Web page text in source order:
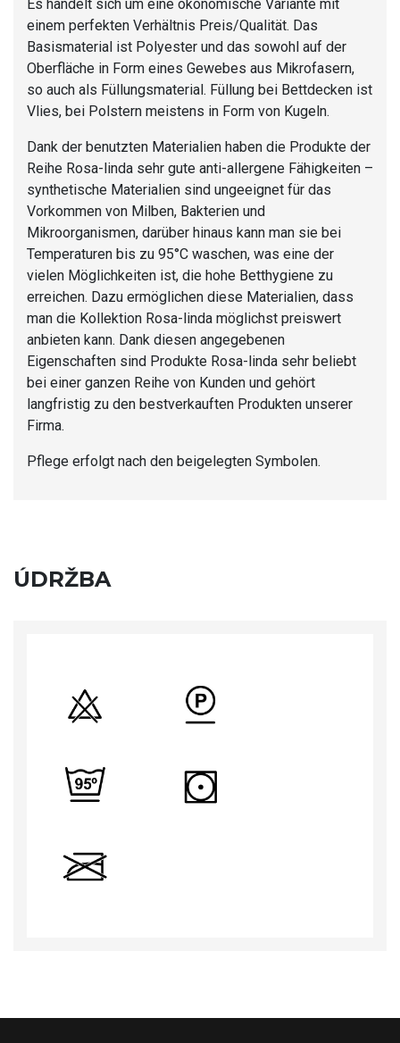
Es handelt sich um eine ökonomische Variante mit
einem perfekten Verhältnis Preis/Qualität. Das
Basismaterial ist Polyester und das sowohl auf der
Oberfläche in Form eines Gewebes aus Mikrofasern,
so auch als Füllungsmaterial. Füllung bei Bettdecken ist
Vlies, bei Polstern meistens in Form von Kugeln.
Dank der benutzten Materialien haben die Produkte der
Reihe Rosa-linda sehr gute anti-allergene Fähigkeiten –
synthetische Materialien sind ungeeignet für das
Vorkommen von Milben, Bakterien und
Mikroorganismen, darüber hinaus kann man sie bei
Temperaturen bis zu 95°C waschen, was eine der
vielen Möglichkeiten ist, die hohe Betthygiene zu
erreichen. Dazu ermöglichen diese Materialien, dass
man die Kollektion Rosa-linda möglichst preiswert
anbieten kann. Dank diesen angegebenen
Eigenschaften sind Produkte Rosa-linda sehr beliebt
bei einer ganzen Reihe von Kunden und gehört
langfristig zu den bestverkauften Produkten unserer
Firma.
Pflege erfolgt nach den beigelegten Symbolen.
ÚDRŽBA